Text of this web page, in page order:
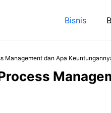
Bisnis
Management dan Apa